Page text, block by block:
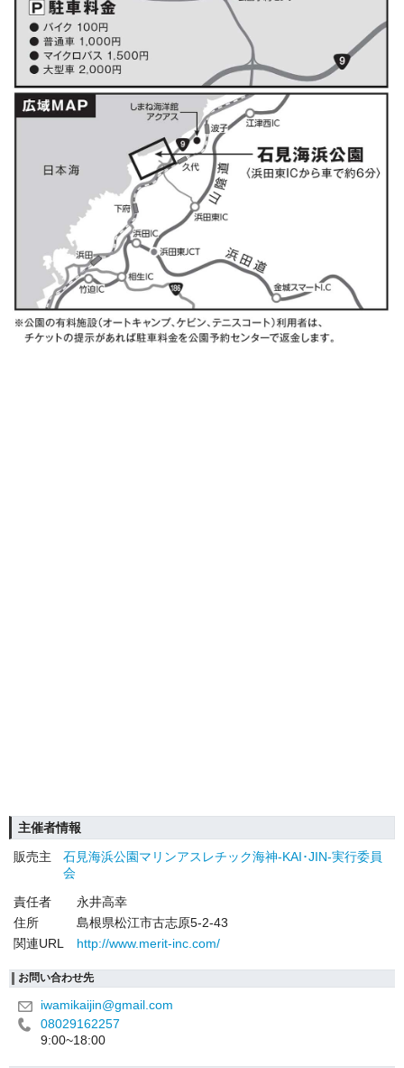
主催者情報
販売主
石見海浜公園マリンアスレチック海神-KAI･JIN-実行委員
会
責任者
永井高幸
住所
島根県松江市古志原5-2-43
関連URL
http://www.merit-inc.com/
お問い合わせ先
iwamikaijin@gmail.com
08029162257
9:00~18:00